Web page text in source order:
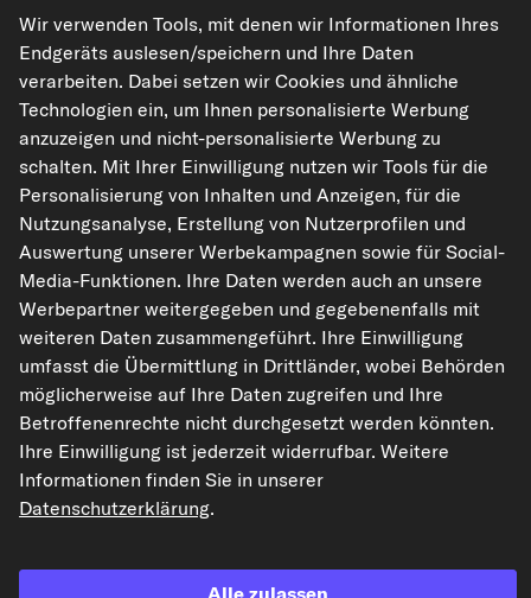
kfzteile24.de carpardoo.nl
carpardoo.fr
carpardoo.dk
Die hier dargestellten Daten, insbesondere die gesamte Datenbank, dürfen
nicht vervielfältigt werden. Die Vervielfältigung und Verbreitung der Daten und
der Datenbank ohne vorherige Einwilligung von TecAlliance und/oder die
Einbeziehung Dritter in solche Aktivitäten ist streng verboten. Jegliche
unautorisierte Nutzung von Inhalten stellt eine Verletzung des Urheberrechts
dar und kann rechtliche Schritte nach sich ziehen.
Vertrag widerrufen
© 2026 kfzteile24 GmbH - Alle Rechte vorbehalten.
Wir verwenden Tools, mit denen wir Informationen Ihres
Endgeräts auslesen/speichern und Ihre Daten
verarbeiten. Dabei setzen wir Cookies und ähnliche
Technologien ein, um Ihnen personalisierte Werbung
anzuzeigen und nicht-personalisierte Werbung zu
schalten. Mit Ihrer Einwilligung nutzen wir Tools für die
Personalisierung von Inhalten und Anzeigen, für die
Nutzungsanalyse, Erstellung von Nutzerprofilen und
Auswertung unserer Werbekampagnen sowie für Social-
Media-Funktionen. Ihre Daten werden auch an unsere
Werbepartner weitergegeben und gegebenenfalls mit
weiteren Daten zusammengeführt. Ihre Einwilligung
umfasst die Übermittlung in Drittländer, wobei Behörden
möglicherweise auf Ihre Daten zugreifen und Ihre
Betroffenenrechte nicht durchgesetzt werden könnten.
Ihre Einwilligung ist jederzeit widerrufbar. Weitere
Informationen finden Sie in unserer
Datenschutzerklärung.
Alle zulassen